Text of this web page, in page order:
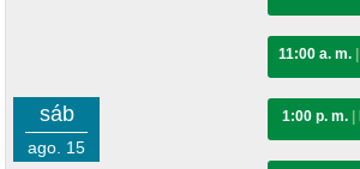
sáb
ago. 15
11:00 a. m.
1:00 p. m.